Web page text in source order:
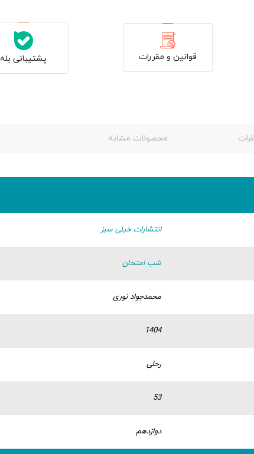
قوانین و مقررات پشتیبانی بله
محصولات مشابه
انتشارات خیلی سبز
شب امتحان
محمدجواد نوری
1404
رحلی
53
دوازدهم